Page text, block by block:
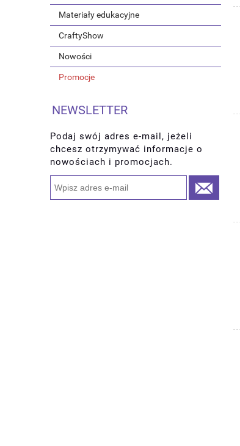
Materiały edukacyjne
CraftyShow
Nowości
Promocje
NEWSLETTER
Podaj swój adres e-mail, jeżeli
chcesz otrzymywać informacje o
nowościach i promocjach.